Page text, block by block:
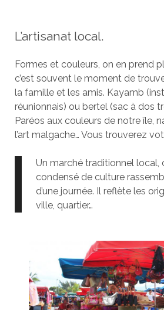
L’artisanat local.
Formes et couleurs, on en prend
c’est souvent le moment de
la famille et les amis. Kayamb
réunionnais) ou bertel (sac à dos
Paréos aux couleurs de notre île,
l’art malgache… Vous trouverez
Un marché traditionnel local,
condensé de culture
d’une journée. Il reflète les
ville, quartier…